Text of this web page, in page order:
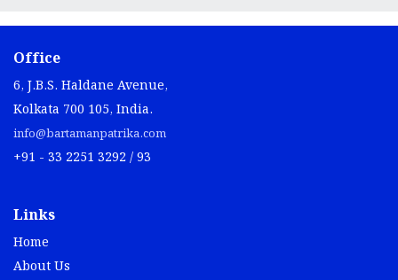
Office
6, J.B.S. Haldane Avenue,
Kolkata 700 105, India.
info@bartamanpatrika.com
+91 - 33 2251 3292 / 93
Links
Home
About Us